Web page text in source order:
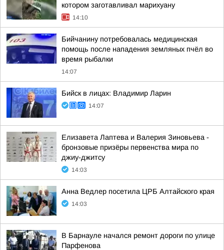
котором заготавливал марихуану
14:10
Бийчанину потребовалась медицинская
помощь после нападения земляных пчёл во
время рыбалки
14:07
Бийск в лицах: Владимир Ларин
14:07
Елизавета Лаптева и Валерия Зиновьева -
бронзовые призёры первенства мира по
джиу-джитсу
14:03
Анна Ведлер посетила ЦРБ Алтайского края
14:03
В Барнауле начался ремонт дороги по улице
Парфенова